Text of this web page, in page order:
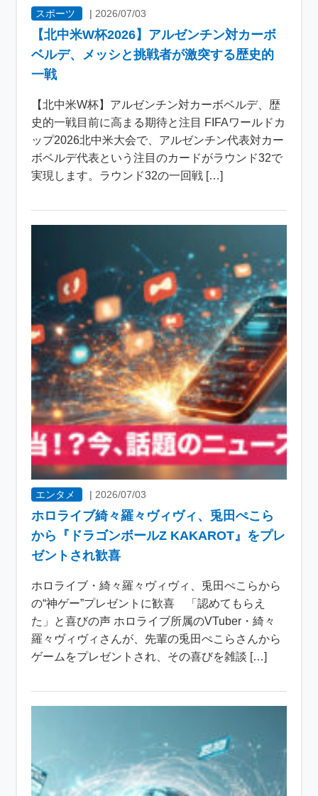
スポーツ | 2026/07/03
【北中米W杯2026】アルゼンチン対カーボ
ベルデ、メッシと挑戦者が激突する歴史的
一戦
【北中米W杯】アルゼンチン対カーボベルデ、歴
史的一戦目前に高まる期待と注目 FIFAワールドカ
ップ2026北中米大会で、アルゼンチン代表対カー
ボベルデ代表という注目のカードがラウンド32で
実現します。ラウンド32の一回戦 […]
エンタメ | 2026/07/03
ホロライブ綺々羅々ヴィヴィ、兎田ぺこら
から『ドラゴンボールZ KAKAROT』をプレ
ゼントされ歓喜
ホロライブ・綺々羅々ヴィヴィ、兎田ぺこらから
の“神ゲー”プレゼントに歓喜 「認めてもらえ
た」と喜びの声 ホロライブ所属のVTuber・綺々
羅々ヴィヴィさんが、先輩の兎田ぺこらさんから
ゲームをプレゼントされ、その喜びを雑談 […]